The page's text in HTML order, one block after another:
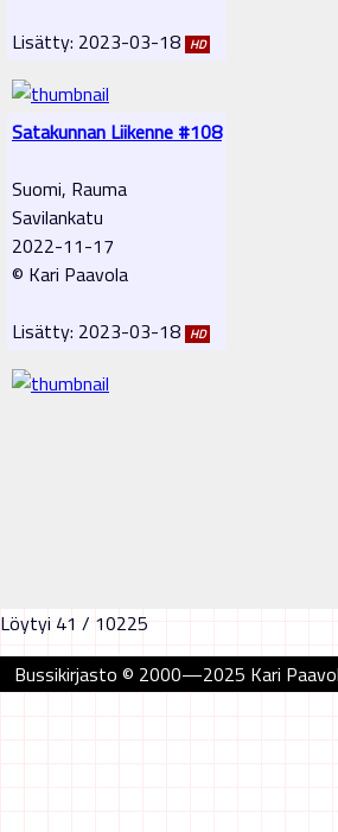
Lisätty: 2023-03-18 HD
Satakunnan Liikenne #108
Suomi, Rauma
Savilankatu
2022-11-17
© Kari Paavola
Lisätty: 2023-03-18 HD
Löytyi 41 / 10225
Bussikirjasto © 2000—2025 Kari